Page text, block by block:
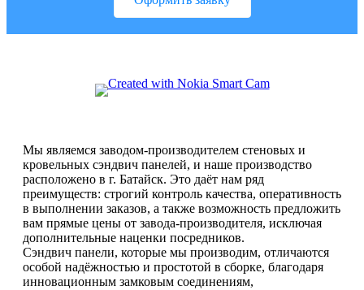
Мы являемся заводом-производителем стеновых и
кровельных сэндвич панелей, и наше производство
расположено в г. Батайск. Это даёт нам ряд
преимуществ: строгий контроль качества, оперативность
в выполнении заказов, а также возможность предложить
вам прямые цены от завода-производителя, исключая
дополнительные наценки посредников.
Сэндвич панели, которые мы производим, отличаются
особой надёжностью и простотой в сборке, благодаря
инновационным замковым соединениям,